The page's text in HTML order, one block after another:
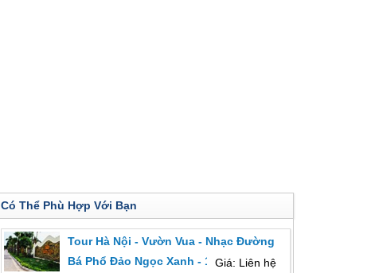
Có Thể Phù Hợp Với Bạn
Tour Hà Nội - Vườn Vua - Nhạc Đường
Bá Phổ Đảo Ngọc Xanh - 1 NgàyGiá: Liên hệ